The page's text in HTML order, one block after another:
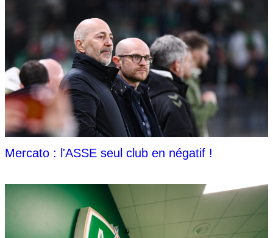
Mercato : l'ASSE seul club en négatif !